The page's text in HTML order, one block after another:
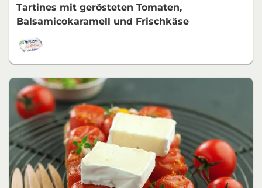
Tartines mit gerösteten Tomaten,
Balsamicokaramell und Frischkäse